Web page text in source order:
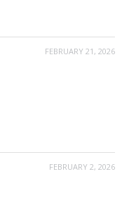
FEBRUARY 21, 2026
FEBRUARY 2, 2026